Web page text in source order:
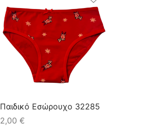
Παιδικό Εσώρουχο 32285
2,00 €